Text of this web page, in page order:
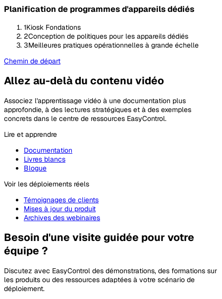
Planification de programmes d'appareils dédiés
1Kiosk Fondations
2Conception de politiques pour les appareils dédiés
3Meilleures pratiques opérationnelles à grande échelle
Chemin de départ
Allez au-delà du contenu vidéo
Associez l'apprentissage vidéo à une documentation plus
approfondie, à des lectures stratégiques et à des exemples
concrets dans le centre de ressources EasyControl.
Lire et apprendre
Documentation
Livres blancs
Blogue
Voir les déploiements réels
Témoignages de clients
Mises à jour du produit
Archives des webinaires
Besoin d'une visite guidée pour votre
équipe ?
Discutez avec EasyControl des démonstrations, des formations sur
les produits ou des ressources adaptées à votre scénario de
déploiement.